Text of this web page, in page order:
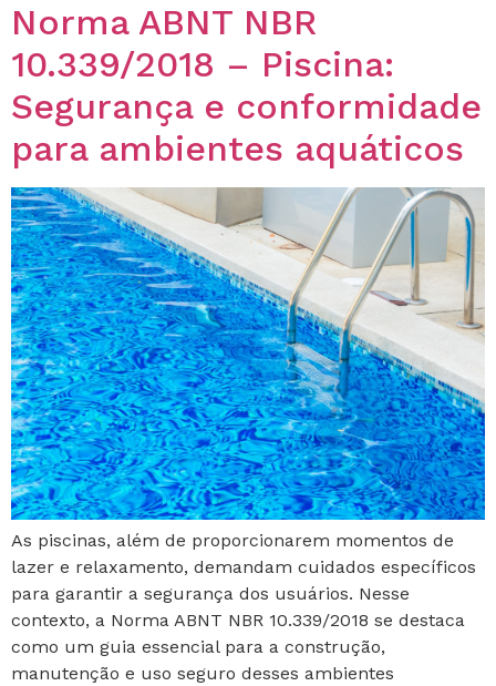
Norma ABNT NBR
10.339/2018 – Piscina:
Segurança e conformidade
para ambientes aquáticos
As piscinas, além de proporcionarem momentos de
lazer e relaxamento, demandam cuidados específicos
para garantir a segurança dos usuários. Nesse
contexto, a Norma ABNT NBR 10.339/2018 se destaca
como um guia essencial para a construção,
manutenção e uso seguro desses ambientes